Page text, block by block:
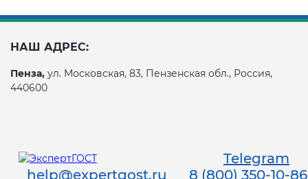
НАШ АДРЕС:
Пенза, ул. Московская, 83, Пензенская обл., Россия,
440600
Telegram
help@expertgost.ru
8 (800) 350-10-86